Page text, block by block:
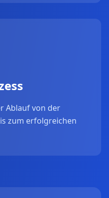
Ablauf von der
zum erfolgreichen